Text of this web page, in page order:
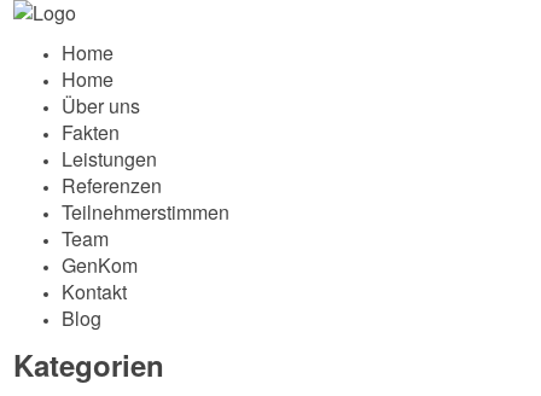
Home
Home
Über uns
Fakten
Leistungen
Referenzen
Teilnehmerstimmen
Team
GenKom
Kontakt
Blog
Kategorien